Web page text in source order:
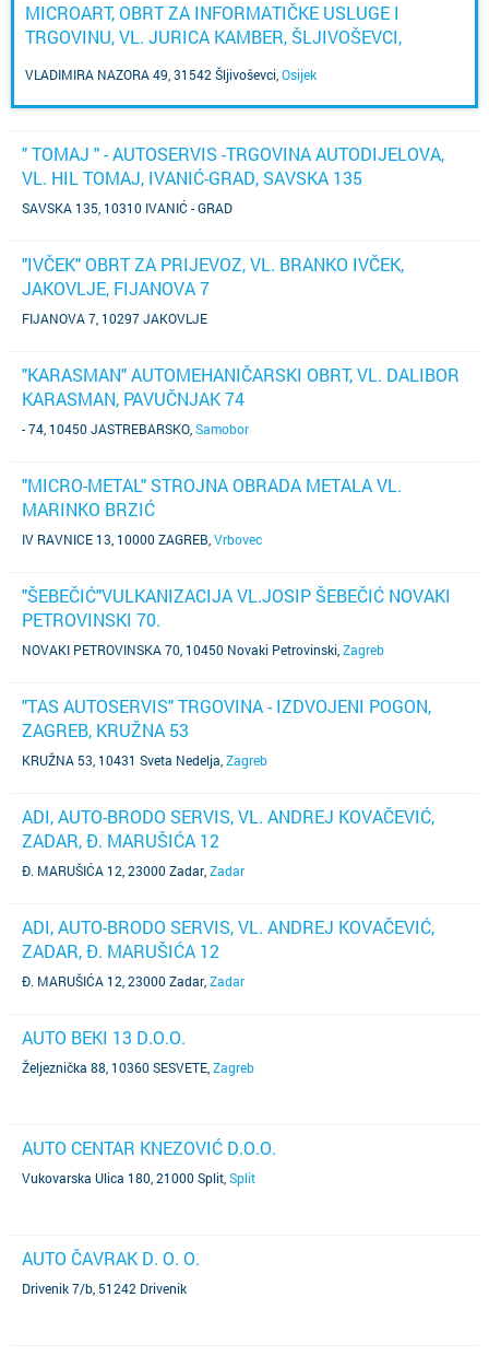
MICROART, OBRT ZA INFORMATIČKE USLUGE I
TRGOVINU, VL. JURICA KAMBER, ŠLJIVOŠEVCI,
VLADIMIRA NAZORA 49, 31542 Šljivoševci Osijek
" TOMAJ " - AUTOSERVIS -TRGOVINA AUTODIJELOVA,
VL. HIL TOMAJ, IVANIĆ-GRAD, SAVSKA 135
SAVSKA 135, 10310 IVANIĆ - GRAD
"IVČEK" OBRT ZA PRIJEVOZ, VL. BRANKO IVČEK,
JAKOVLJE, FIJANOVA 7
FIJANOVA 7, 10297 JAKOVLJE
"KARASMAN" AUTOMEHANIČARSKI OBRT, VL. DALIBOR
KARASMAN, PAVUČNJAK 74
- 74, 10450 JASTREBARSKO Samobor
"MICRO-METAL" STROJNA OBRADA METALA VL.
MARINKO BRZIĆ
IV RAVNICE 13, 10000 ZAGREB Vrbovec
"ŠEBEČIĆ"VULKANIZACIJA VL.JOSIP ŠEBEČIĆ NOVAKI
PETROVINSKI 70.
NOVAKI PETROVINSKA 70, 10450 Novaki Petrovinski Zagreb
"TAS AUTOSERVIS" TRGOVINA - IZDVOJENI POGON,
ZAGREB, KRUŽNA 53
KRUŽNA 53, 10431 Sveta Nedelja Zagreb
ADI, AUTO-BRODO SERVIS, VL. ANDREJ KOVAČEVIĆ,
ZADAR, Đ. MARUŠIĆA 12
Đ. MARUŠIĆA 12, 23000 Zadar Zadar
ADI, AUTO-BRODO SERVIS, VL. ANDREJ KOVAČEVIĆ,
ZADAR, Đ. MARUŠIĆA 12
Đ. MARUŠIĆA 12, 23000 Zadar Zadar
AUTO BEKI 13 D.O.O.
Željeznička 88, 10360 SESVETE Zagreb
AUTO CENTAR KNEZOVIĆ D.O.O.
Vukovarska Ulica 180, 21000 Split Split
AUTO ČAVRAK D. O. O.
Drivenik 7/b, 51242 Drivenik